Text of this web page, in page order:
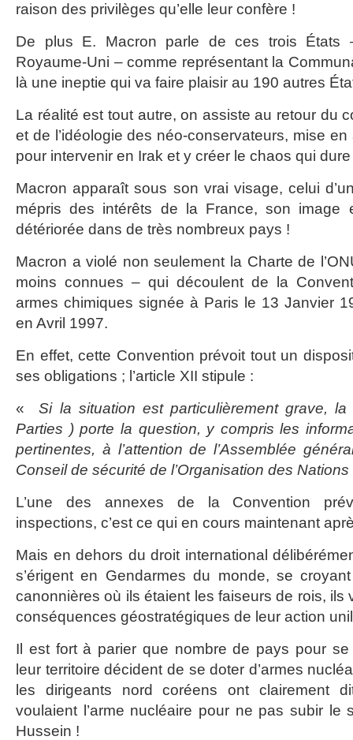
raison des privilèges qu’elle leur confère !
De plus E. Macron parle de ces trois États
Royaume-Uni – comme représentant la
là une ineptie qui va faire plaisir au 190 autres
La réalité est tout autre, on assiste au retour du
et de l’idéologie des néo-conservateurs, mise
pour intervenir en Irak et y créer le chaos qui
Macron apparaît sous son vrai visage, celui
mépris des intérêts de la France, son image
détériorée dans de très nombreux pays !
Macron a violé non seulement la Charte de
moins connues – qui découlent de la
armes chimiques signée à Paris le 13 Janvier
en Avril 1997.
En effet, cette Convention prévoit tout un
ses obligations ; l’article XII stipule :
«
Si la situation est particulièrement grave,
Parties ) porte la question, y compris les
pertinentes, à l’attention de l’Assemblée
Conseil de sécurité de l’Organisation des
L’une des annexes de la Convention
inspections, c’est ce qui en cours maintenant
Mais en dehors du droit international
s’érigent en Gendarmes du monde, se
canonnières où ils étaient les faiseurs de rois, ils
conséquences géostratégiques de leur action
Il est fort à parier que nombre de pays pour se
leur territoire décident de se doter d’armes
les dirigeants nord coréens ont clairement
voulaient l’arme nucléaire pour ne pas subir le
Hussein !